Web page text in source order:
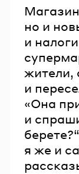
но и
и
жители,
и
«Она
и
я же и